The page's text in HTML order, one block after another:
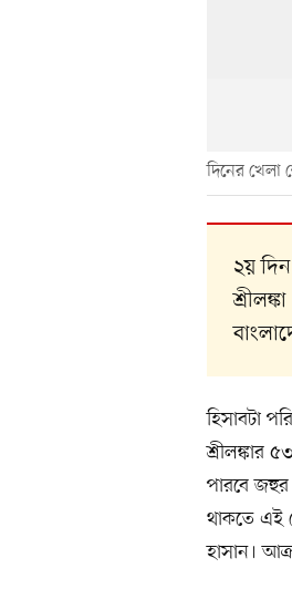
দিনের
২য়
হিসাবটা
শ্রীলঙ্কার
পারবে জহুর
থাকতে এই
হাসান।